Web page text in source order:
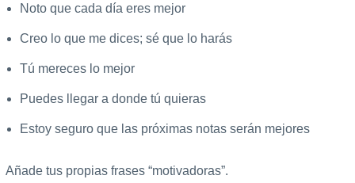
Noto que cada día eres mejor
Creo lo que me dices; sé que lo harás
Tú mereces lo mejor
Puedes llegar a donde tú quieras
Estoy seguro que las próximas notas serán mejores
Añade tus propias frases “motivadoras”.